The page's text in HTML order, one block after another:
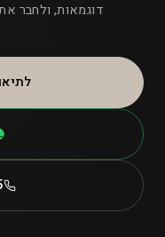
דוגמאות, ולחבר